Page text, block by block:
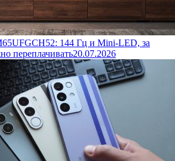
144 Гц и Mini-LED, за
переплачивать20.07.2026